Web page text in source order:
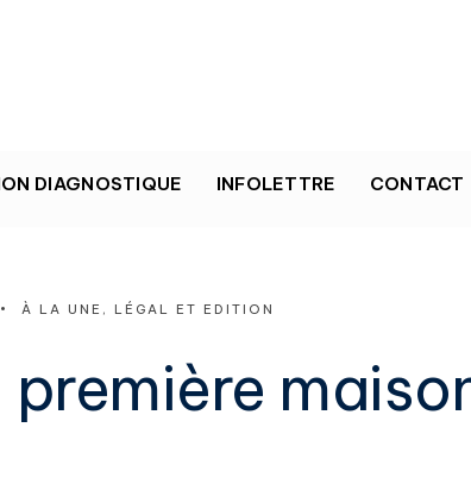
DIAGNOSTIQUE INFOLETTRE CONTACT
• À LA UNE , LÉGAL ET EDITION